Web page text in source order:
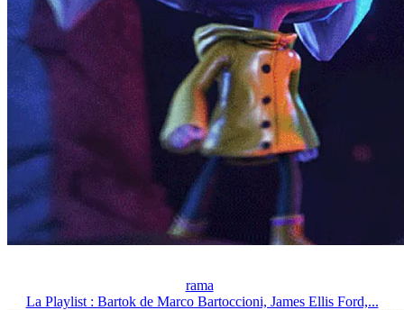
rama
La Playlist : Bartok de Marco Bartoccioni, James Ellis Ford,...